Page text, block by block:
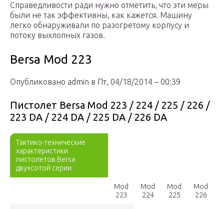
Справедливости ради нужно отметить, что эти меры
были не так эффективны, как кажется. Машину
легко обнаруживали по разогретому корпусу и
потоку выхлопных газов.
Bersa Mod 223
Опубликовано admin в Пт, 04/18/2014 – 00:39
Пистолет Bersa Mod 223 / 224 / 225 / 226 /
223 DA / 224 DA / 225 DA / 226 DA
Тактико-технические
характеристики
пистолетов Bersa
двухсотой серии
Mod
223
Mod
224
Mod
225
Mod
226